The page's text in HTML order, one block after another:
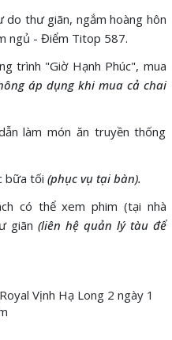
do thư giãn, ngắm hoàng hôn
ngủ - Điểm Titop 587.
trình "Giờ Hạnh Phúc", mua
áp dụng khi mua cả chai
làm món ăn truyền thống
bữa tối (phục vụ tại bàn).
có thể xem phim (tại nhà
giãn (liên hệ quản lý tàu để